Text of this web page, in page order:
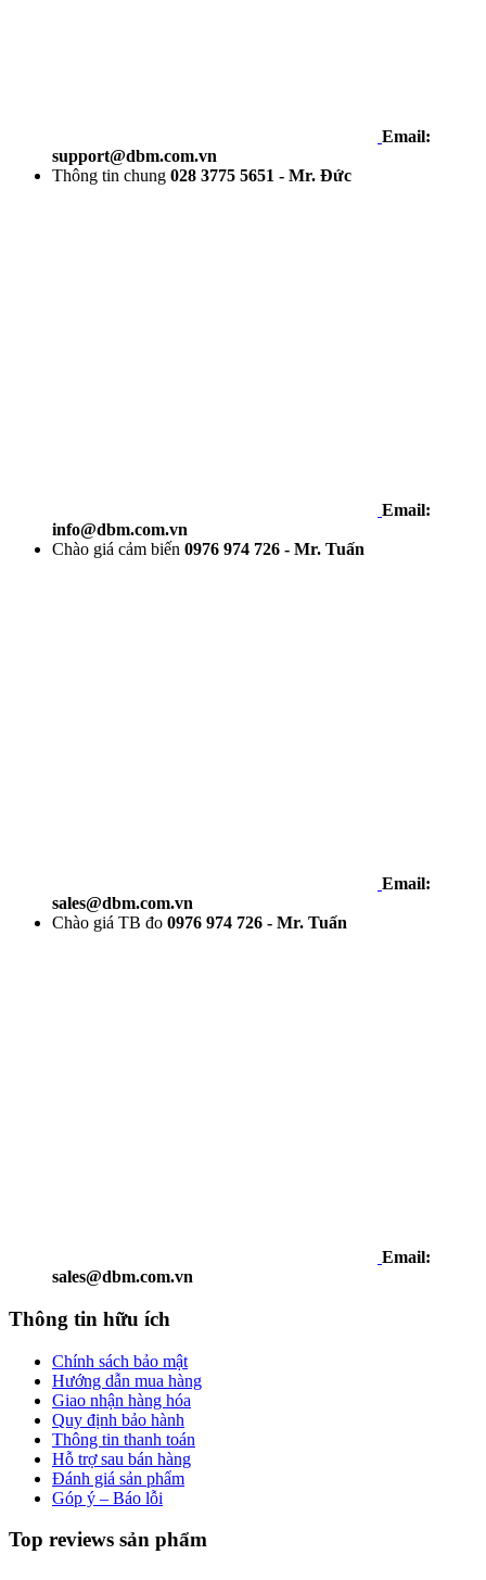
Email:
support@dbm.com.vn
Thông tin chung 028 3775 5651 - Mr. Đức
Email:
info@dbm.com.vn
Chào giá cảm biến 0976 974 726 - Mr. Tuấn
Email:
sales@dbm.com.vn
Chào giá TB đo 0976 974 726 - Mr. Tuấn
Email:
sales@dbm.com.vn
Thông tin hữu ích
Chính sách bảo mật
Hướng dẫn mua hàng
Giao nhận hàng hóa
Quy định bảo hành
Thông tin thanh toán
Hỗ trợ sau bán hàng
Đánh giá sản phẩm
Góp ý – Báo lỗi
Top reviews sản phẩm